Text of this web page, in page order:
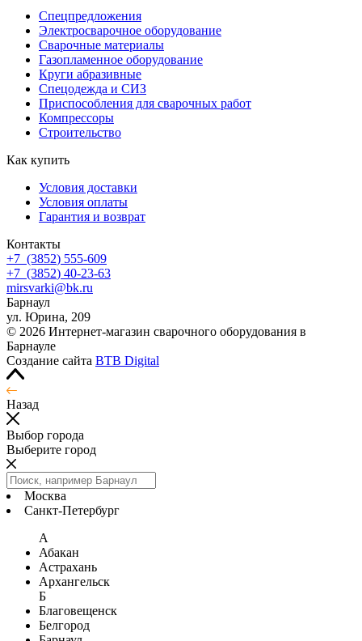
Спецпредложения
Электросварочное оборудование
Сварочные материалы
Газопламенное оборудование
Круги абразивные
Спецодежда и СИЗ
Приспособления для сварочных работ
Компрессоры
Строительство
Как купить
Условия доставки
Условия оплаты
Гарантия и возврат
Контакты
+7 (3852) 555-609
+7 (3852) 40-23-63
mirsvarki@bk.ru
Барнаул
ул. Юрина, 209
© 2026 Интернет-магазин сварочного оборудования в
Барнауле
Создание сайта BTB Digital
Назад
Выбор города
Выберите город
Москва
Санкт-Петербург
А
Абакан
Астрахань
Архангельск
Б
Благовещенск
Белгород